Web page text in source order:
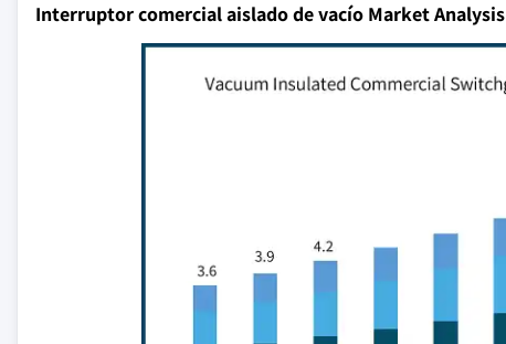
Interruptor comercial aislado de vacío Market Analysis